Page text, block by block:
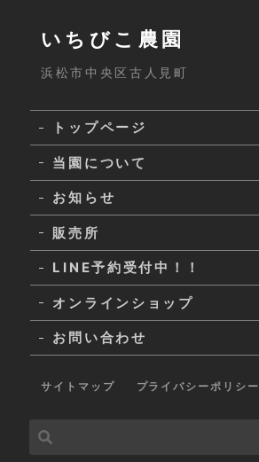
いちびこ農園
浜松市中央区古人見町
トップページ
当園について
お知らせ
販売所
LINE予約受付中！！
オンラインショップ
お問い合わせ
サイトマップ プライバシーポリシー